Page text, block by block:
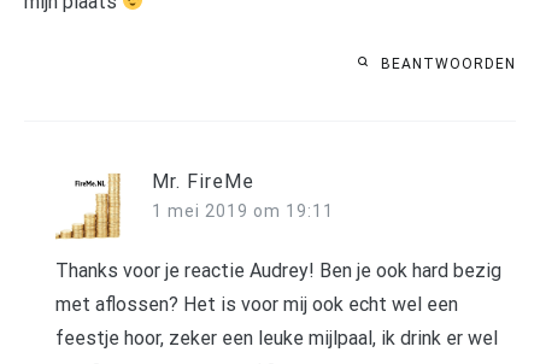
BEANTWOORDEN
Mr. FireMe
1 mei 2019 om 19:11
Thanks voor je reactie Audrey! Ben je ook hard bezig
met aflossen? Het is voor mij ook echt wel een
feestje hoor, zeker een leuke mijlpaal, ik drink er wel